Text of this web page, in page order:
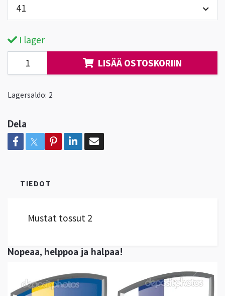
Nopeaa, helppoa ja halpaa!
41
I lager
LISÄÄ OSTOSKORIIN
Lagersaldo: 2
Dela
TIEDOT
Mustat tossut 2